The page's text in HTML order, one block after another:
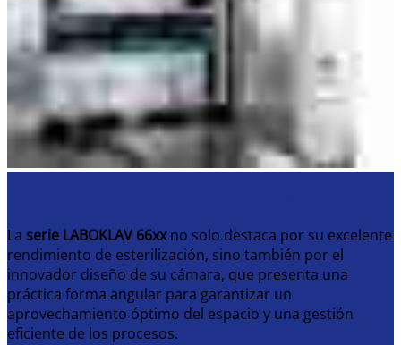
La serie LABOKLAV 66xxno solo destaca por su excelente
rendimiento de esterilización, sino también por el
innovador diseño de su cámara, que presenta una
práctica forma angular para garantizar un
aprovechamiento óptimo del espacio y una gestión
eficiente de los procesos.